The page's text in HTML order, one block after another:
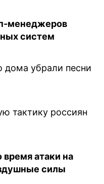
менеджеров
систем
дома убрали песни
тактику россиян
атаки на
силы